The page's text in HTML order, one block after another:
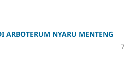
ARBOTERUM NYARU MENTENG